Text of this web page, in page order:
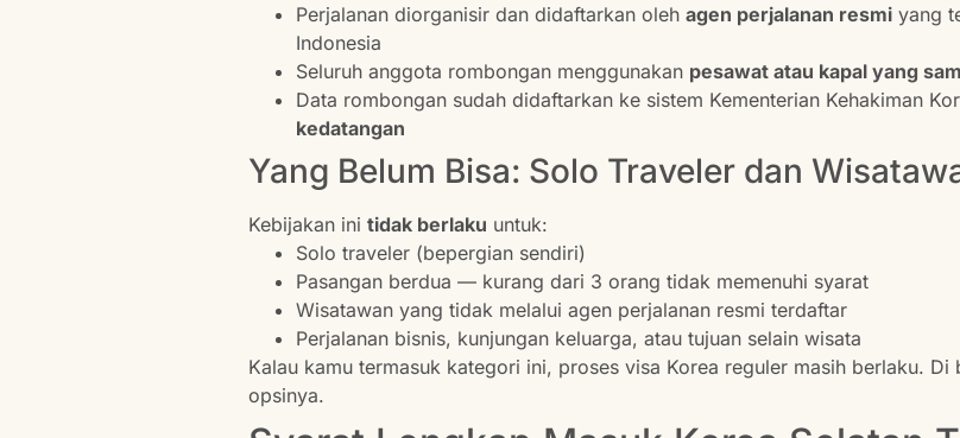
Perjalanan diorganisir dan didaftarkan oleh agen perjalanan resmiyang
Indonesia
Seluruh anggota rombongan menggunakan pesawat atau kapal yang
Data rombongan sudah didaftarkan ke sistem Kementerian Kehakiman
kedatangan
Yang Belum Bisa: Solo Traveler dan
Kebijakan ini tidak berlaku untuk:
Solo traveler (bepergian sendiri)
Pasangan berdua — kurang dari 3 orang tidak memenuhi syarat
Wisatawan yang tidak melalui agen perjalanan resmi terdaftar
Perjalanan bisnis, kunjungan keluarga, atau tujuan selain wisata
Kalau kamu termasuk kategori ini, proses visa Korea reguler masih berlaku.
opsinya.